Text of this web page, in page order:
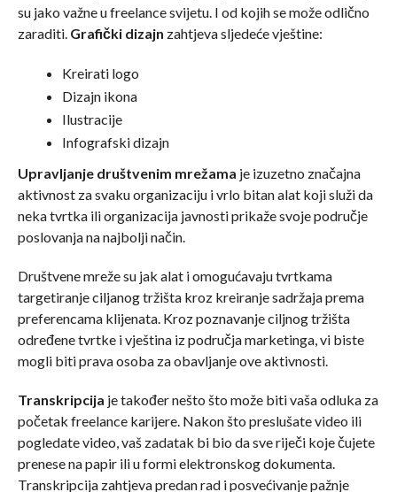
su jako važne u freelance svijetu. I od kojih se može odlično
zaraditi. Grafički dizajn zahtjeva sljedeće vještine:
Kreirati logo
Dizajn ikona
Ilustracije
Infografski dizajn
Upravljanje društvenim mrežama je izuzetno značajna
aktivnost za svaku organizaciju i vrlo bitan alat koji služi da
neka tvrtka ili organizacija javnosti prikaže svoje područje
poslovanja na najbolji način.
Društvene mreže su jak alat i omogućavaju tvrtkama
targetiranje ciljanog tržišta kroz kreiranje sadržaja prema
preferencama klijenata. Kroz poznavanje ciljnog tržišta
određene tvrtke i vještina iz područja marketinga, vi biste
mogli biti prava osoba za obavljanje ove aktivnosti.
Transkripcija je također nešto što može biti vaša odluka za
početak freelance karijere. Nakon što preslušate video ili
pogledate video, vaš zadatak bi bio da sve riječi koje čujete
prenese na papir ili u formi elektronskog dokumenta.
Transkripcija zahtjeva predan rad i posvećivanje pažnje